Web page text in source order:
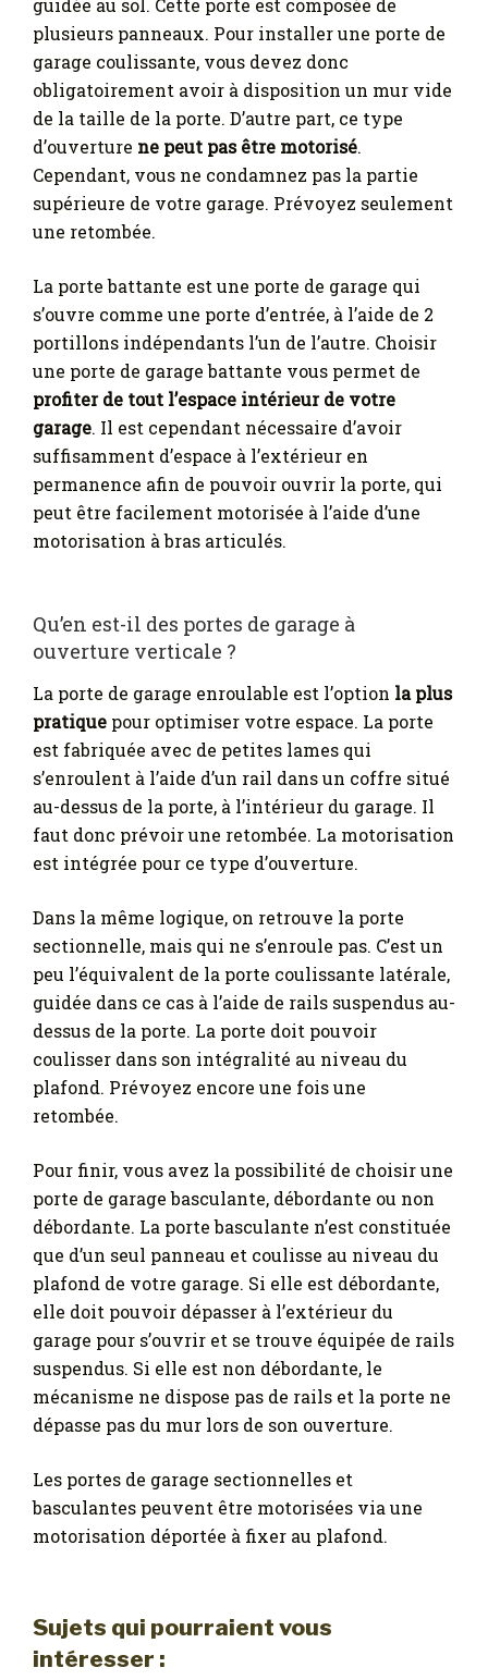
guidée au sol. Cette porte est composée de
plusieurs panneaux. Pour installer une porte de
garage coulissante, vous devez donc
obligatoirement avoir à disposition un mur vide
de la taille de la porte. D’autre part, ce type
d’ouverture ne peut pas être motorisé.
Cependant, vous ne condamnez pas la partie
supérieure de votre garage. Prévoyez seulement
une retombée.
La porte battante est une porte de garage qui
s’ouvre comme une porte d’entrée, à l’aide de 2
portillons indépendants l’un de l’autre. Choisir
une porte de garage battante vous permet de
profiter de tout l’espace intérieur de votre
garage. Il est cependant nécessaire d’avoir
suffisamment d’espace à l’extérieur en
permanence afin de pouvoir ouvrir la porte, qui
peut être facilement motorisée à l’aide d’une
motorisation à bras articulés.
Qu’en est-il des portes de garage à
ouverture verticale ?
La porte de garage enroulable est l’option la plus
pratique pour optimiser votre espace. La porte
est fabriquée avec de petites lames qui
s’enroulent à l’aide d’un rail dans un coffre situé
au-dessus de la porte, à l’intérieur du garage. Il
faut donc prévoir une retombée. La motorisation
est intégrée pour ce type d’ouverture.
Dans la même logique, on retrouve la porte
sectionnelle, mais qui ne s’enroule pas. C’est un
peu l’équivalent de la porte coulissante latérale,
guidée dans ce cas à l’aide de rails suspendus au-
dessus de la porte. La porte doit pouvoir
coulisser dans son intégralité au niveau du
plafond. Prévoyez encore une fois une
retombée.
Pour finir, vous avez la possibilité de choisir une
porte de garage basculante, débordante ou non
débordante. La porte basculante n’est constituée
que d’un seul panneau et coulisse au niveau du
plafond de votre garage. Si elle est débordante,
elle doit pouvoir dépasser à l’extérieur du
garage pour s’ouvrir et se trouve équipée de rails
suspendus. Si elle est non débordante, le
mécanisme ne dispose pas de rails et la porte ne
dépasse pas du mur lors de son ouverture.
Les portes de garage sectionnelles et
basculantes peuvent être motorisées via une
motorisation déportée à fixer au plafond.
Sujets qui pourraient vous
intéresser :